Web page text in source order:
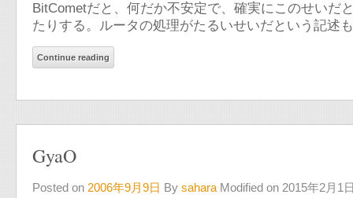
BitCometだと、何だか不安定で、確実にこのせいだ
たりする。ルータの処理がたるいせいだという記
Continue reading
GyaO
Posted on 2006年9月9日 By sahara Modified on 2015年2月1